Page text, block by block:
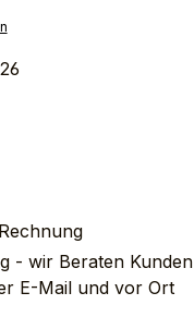
- wir Beraten Kunden
E-Mail und vor Ort